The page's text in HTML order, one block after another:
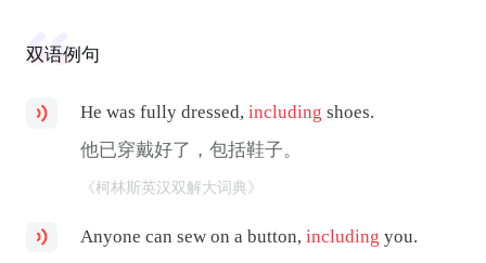
双语例句
He was fully dressed,including shoes.
他已穿戴好了，包括鞋子。
《柯林斯英汉双解大词典》
Anyone can sew on a button,including you.